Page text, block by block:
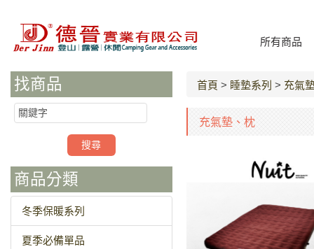
所有商品
找商品
商品分類
冬季保暖系列
夏季必備單品
首頁 > 睡墊系列 > 充氣
充氣墊、枕